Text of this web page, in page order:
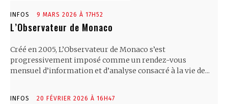
INFOS 9 MARS 2026 À 17H52
L’Observateur de Monaco
Créé en 2005, L’Observateur de Monaco s’est
progressivement imposé comme un rendez-vous
mensuel d’information et d’analyse consacré à la vie de...
INFOS 20 FÉVRIER 2026 À 16H47